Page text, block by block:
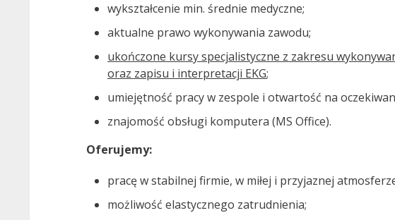
wykształcenie min. średnie medyczne;
aktualne prawo wykonywania zawodu;
ukończone kursy specjalistyczne z zakresu
oraz zapisu i interpretacji EKG;
umiejętność pracy w zespole i otwartość na
znajomość obsługi komputera (MS Office).
Oferujemy:
pracę w stabilnej firmie, w miłej i przyjaznej
możliwość elastycznego zatrudnienia;